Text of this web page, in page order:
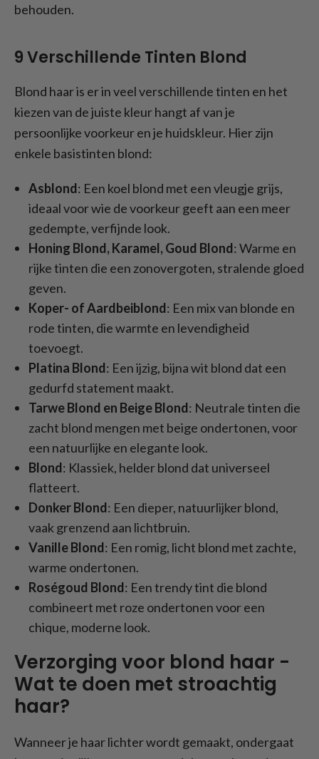
behouden.
9 Verschillende Tinten Blond
Blond haar is er in veel verschillende tinten en het
kiezen van de juiste kleur hangt af van je
persoonlijke voorkeur en je huidskleur. Hier zijn
enkele basistinten blond:
Asblond: Een koel blond met een vleugje grijs,
ideaal voor wie de voorkeur geeft aan een meer
gedempte, verfijnde look.
Honing Blond, Karamel, Goud Blond: Warme en
rijke tinten die een zonovergoten, stralende gloed
geven.
Koper- of Aardbeiblond: Een mix van blonde en
rode tinten, die warmte en levendigheid
toevoegt.
Platina Blond: Een ijzig, bijna wit blond dat een
gedurfd statement maakt.
Tarwe Blond en Beige Blond: Neutrale tinten die
zacht blond mengen met beige ondertonen, voor
een natuurlijke en elegante look.
Blond: Klassiek, helder blond dat universeel
flatteert.
Donker Blond: Een dieper, natuurlijker blond,
vaak grenzend aan lichtbruin.
Vanille Blond: Een romig, licht blond met zachte,
warme ondertonen.
Roségoud Blond: Een trendy tint die blond
combineert met roze ondertonen voor een
chique, moderne look.
Verzorging voor blond haar -
Wat te doen met stroachtig
haar?
Wanneer je haar lichter wordt gemaakt, ondergaat